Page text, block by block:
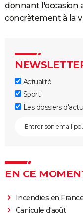
donnant l'occasion
concrètement à la
Actualité
Sport
Les dossiers d'actu
EN CE
Incendies en France
Canicule d'août